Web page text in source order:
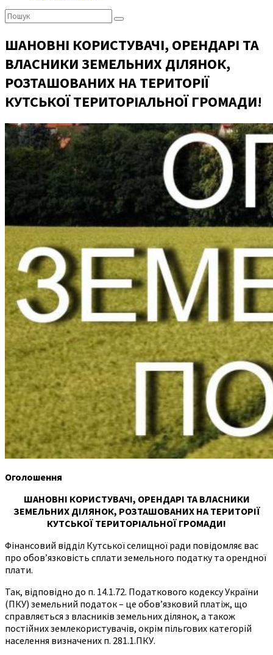
Пошук:
ШАНОВНІ КОРИСТУВАЧІ, ОРЕНДАРІ ТА
ВЛАСНИКИ ЗЕМЕЛЬНИХ ДІЛЯНОК,
РОЗТАШОВАНИХ НА ТЕРИТОРІЇ
КУТСЬКОЇ ТЕРИТОРІАЛЬНОЇ ГРОМАДИ!
Оголошення
ШАНОВНІ КОРИСТУВАЧІ, ОРЕНДАРІ ТА ВЛАСНИКИ
ЗЕМЕЛЬНИХ ДІЛЯНОК, РОЗТАШОВАНИХ НА ТЕРИТОРІЇ
КУТСЬКОЇ ТЕРИТОРІАЛЬНОЇ ГРОМАДИ!
Фінансовий відділ Кутської селищної ради повідомляє вас
про обов’язковість сплати земельного податку та орендної
плати.
Так, відповідно до п. 14.1.72. Податкового кодексу України
(ПКУ) земельний податок – це обов’язковий платіж, що
справляється з власників земельних ділянок, а також
постійних землекористувачів, окрім пільгових категорій
населення визначених п. 281.1.ПКУ.